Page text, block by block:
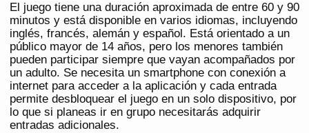
El juego tiene una duración aproximada de entre 60 y 90
minutos y está disponible en varios idiomas, incluyendo
inglés, francés, alemán y español. Está orientado a un
público mayor de 14 años, pero los menores también
pueden participar siempre que vayan acompañados por
un adulto. Se necesita un smartphone con conexión a
internet para acceder a la aplicación y cada entrada
permite desbloquear el juego en un solo dispositivo, por
lo que si planeas ir en grupo necesitarás adquirir
entradas adicionales.